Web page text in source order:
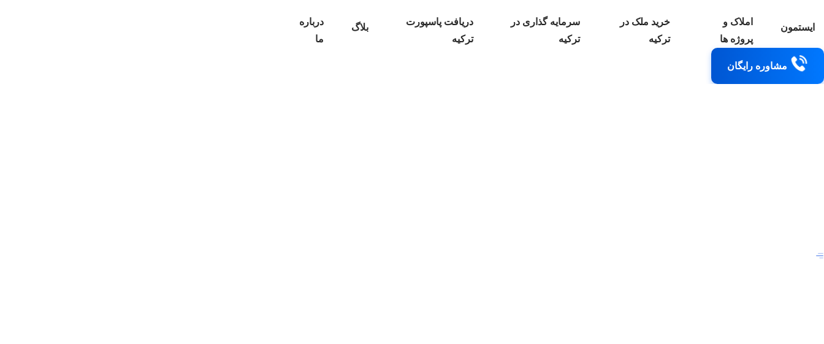
ایستمون
املاک و
پروژه ها
خرید ملک در
ترکیه
سرمایه گذاری در
ترکیه
دریافت پاسپورت
ترکیه
بلاگ
درباره
ما
مشاوره رایگان